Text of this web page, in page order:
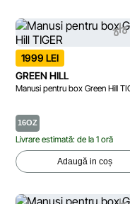
1999 LEI
GREEN HILL
Manusi pentru box Green Hill
16OZ
Livrare estimată: de la 1 oră
Adaugă in coș